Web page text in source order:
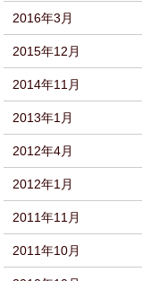
2016年3月
2015年12月
2014年11月
2013年1月
2012年4月
2012年1月
2011年11月
2011年10月